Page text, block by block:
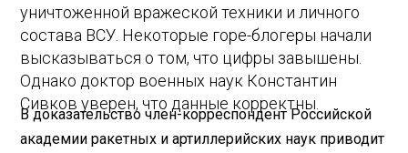
уничтоженной вражеской техники и личного
состава ВСУ. Некоторые горе-блогеры начали
высказываться о том, что цифры завышены.
Однако доктор военных наук Константин
Сивков уверен, что данные корректны.
В доказательство член-корреспондент Российской
академии ракетных и артиллерийских наук приводит